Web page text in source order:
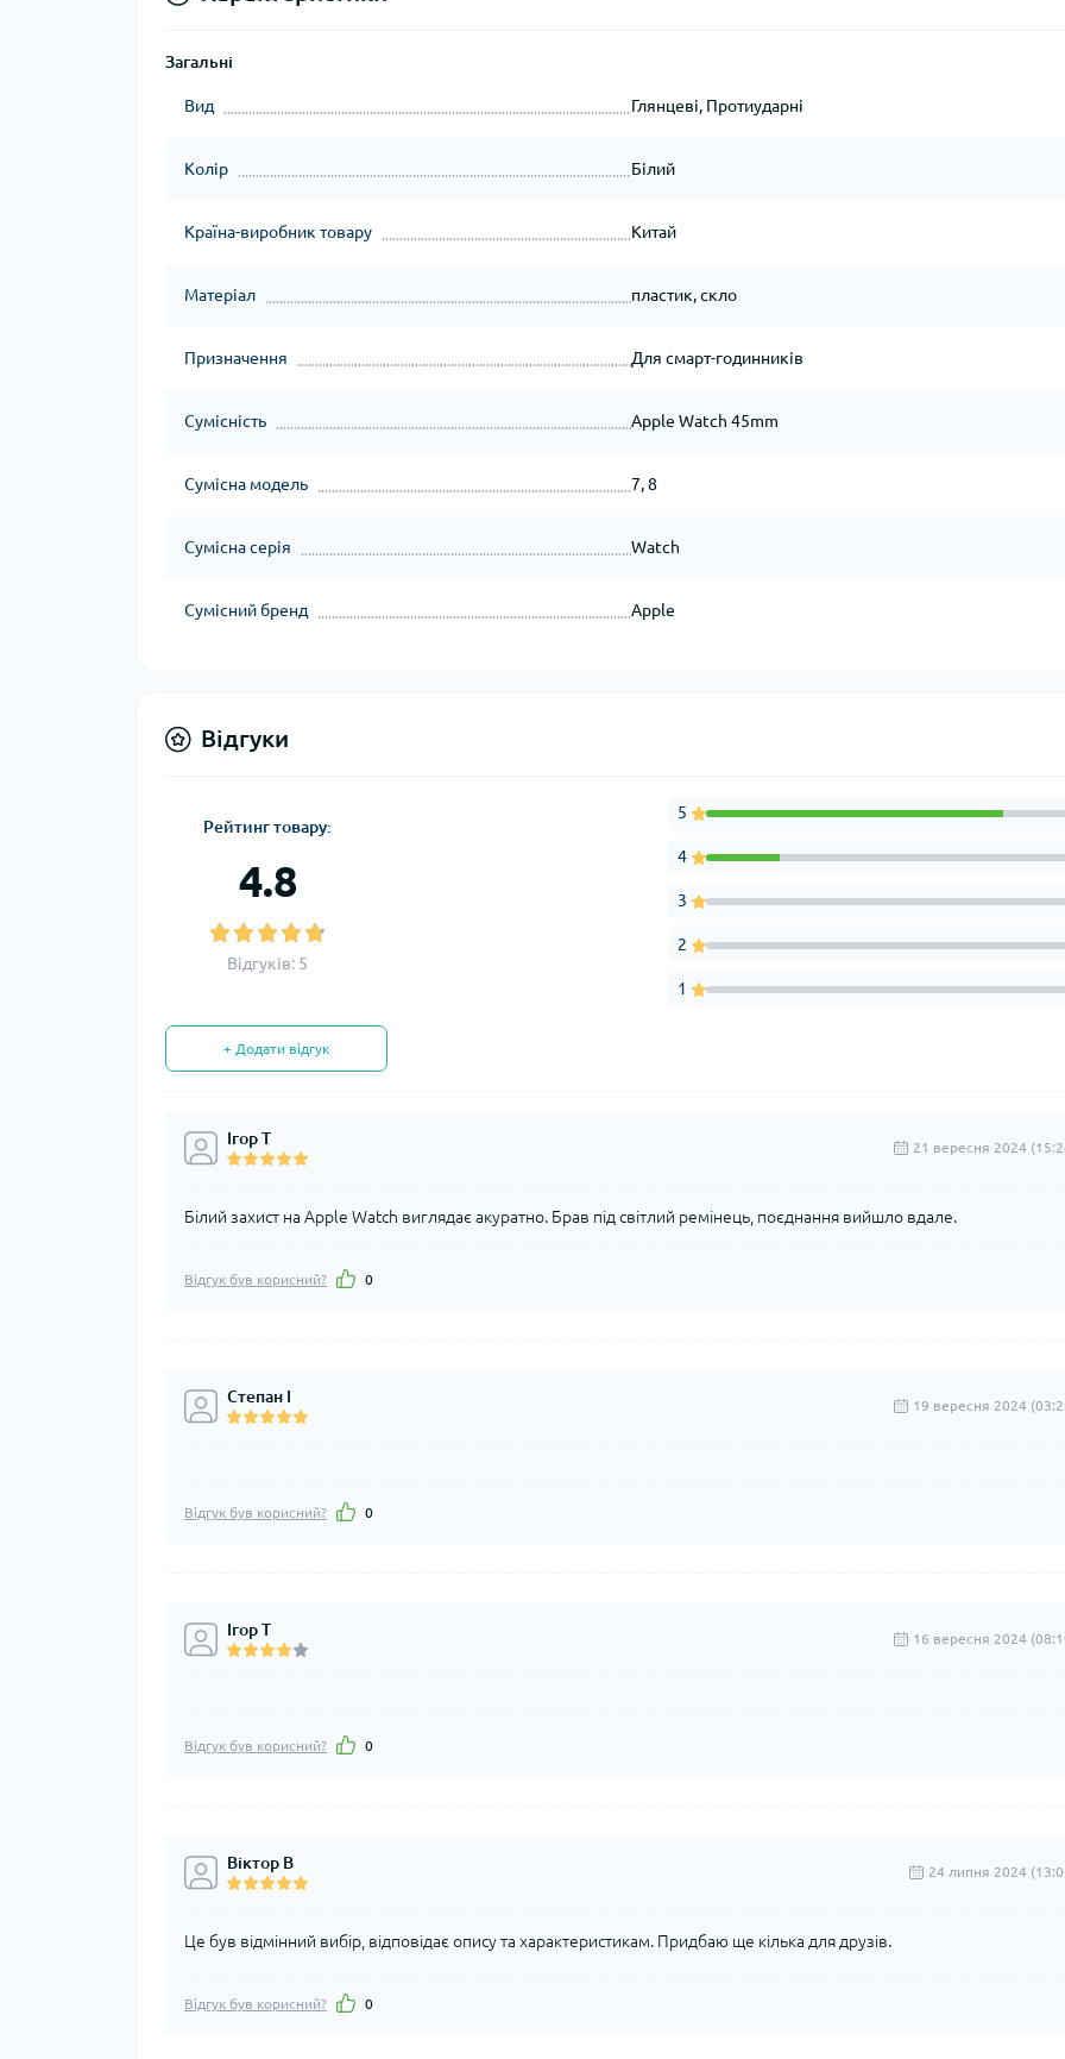
Загальні
Вид Глянцеві, Протиударні
Колір Білий
Країна-виробник товару Китай
Матеріал пластик, скло
Призначення Для смарт-годинників
Сумісність Apple Watch 45mm
Сумісна модель 7, 8
Сумісна серія Watch
Сумісний бренд Apple
Відгуки
Рейтинг товару:
4.8
Відгуків: 5
5
4
3
2
1
+ Додати відгук
Ігор Т 21 вересня 2024
Білий захист на Apple Watch виглядає акуратно. Брав під світлий ремінець, поєднання вийшло вдале.
Відгук був корисний? 0
Степан І 19 вересня 2024
Відгук був корисний? 0
Ігор Т 16 вересня 2024
Відгук був корисний? 0
Віктор В 24 липня 2024
Це був відмінний вибір, відповідає опису та характеристикам. Придбаю ще кілька для друзів.
Відгук був корисний? 0